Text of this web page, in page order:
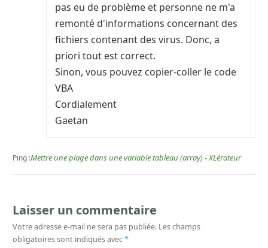
pas eu de problème et personne ne m'a
remonté d'informations concernant des
fichiers contenant des virus. Donc, a
priori tout est correct.
Sinon, vous pouvez copier-coller le code
VBA
Cordialement
Gaetan
Ping :Mettre une plage dans une variable tableau (array) - XLérateur
Laisser un commentaire
Votre adresse e-mail ne sera pas publiée. Les champs
obligatoires sont indiqués avec*